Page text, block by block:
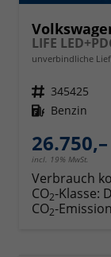
LIFE
unverbindliche
Fahrzeugnr. 345425
Kraftstoff Benzin
incl. 19% MwSt.
Verbrauch
CO2-Klasse: D
CO2-